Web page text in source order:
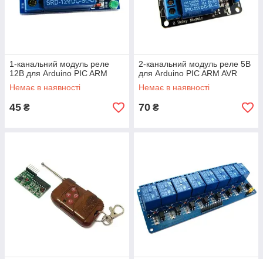
1-канальний модуль реле
12В для Arduino PIC ARM
Немає в наявності
45 ₴
2-канальний модуль реле 5В
для Arduino PIC ARM AVR
Немає в наявності
70 ₴